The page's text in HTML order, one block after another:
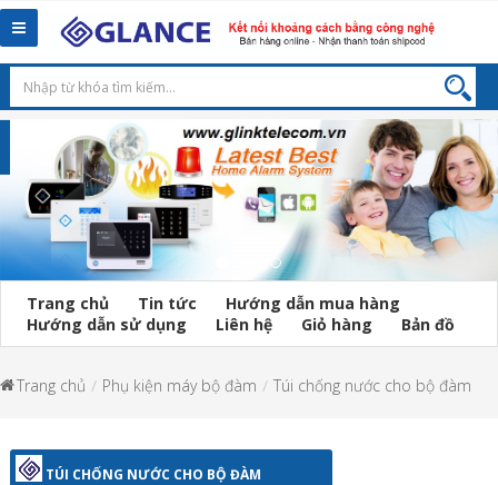
Toggle
navigation
Trang chủ Tin tức
Hướng dẫn mua hàng
Hướng dẫn sử dụng
Liên hệ Giỏ hàng Bản đồ
Trang chủ Phụ kiện máy bộ đàm Túi chống nước cho bộ đàm
TÚI CHỐNG NƯỚC CHO BỘ ĐÀM